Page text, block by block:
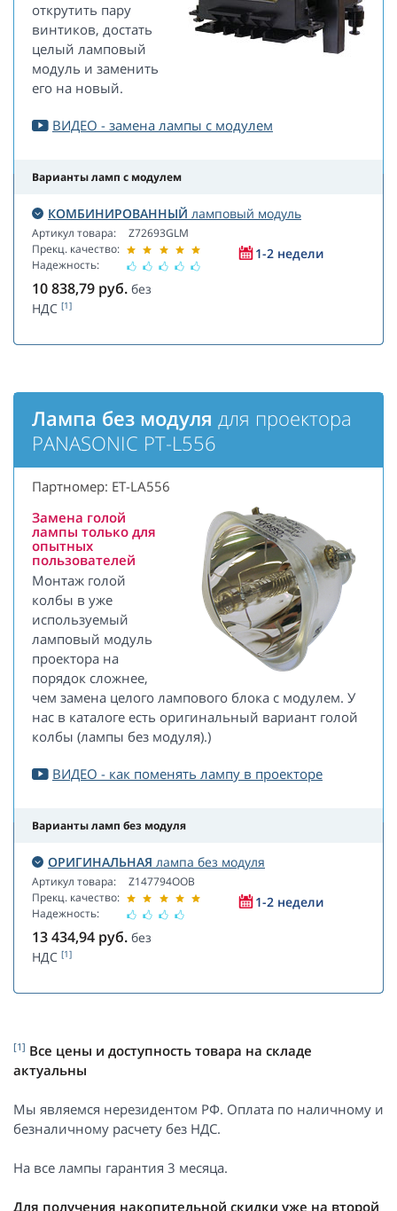
открутить пару
винтиков, достать
целый ламповый
модуль и заменить
его на новый.
ВИДЕО - замена лампы с модулем
Варианты ламп с модулем
КОМБИНИРОВАННЫЙ ламповый модуль
Артикул товара:
Прекц. качество:
Надежность:
Z72693GLM
1-2 недели
10 838,79 руб. без
НДС [1]
Лампа без модуля для проектора
PANASONIC PT-L556
Партномер: ET-LA556
Замена голой
лампы только для
опытных
пользователей
Монтаж голой
колбы в уже
используемый
ламповый модуль
проектора на
порядок сложнее,
чем замена целого лампового блока с модулем. У
нас в каталоге есть оригинальный вариант голой
колбы (лампы без модуля).)
ВИДЕО - как поменять лампу в проекторе
Варианты ламп без модуля
ОРИГИНАЛЬНАЯ лампа без модуля
Артикул товара:
Прекц. качество:
Надежность:
Z147794OOB
1-2 недели
13 434,94 руб. без
НДС [1]
[1] Все цены и доступность товара на складе
актуальны
Мы являемся нерезидентом РФ. Оплата по наличному и
безналичному расчету без НДС.
На все лампы гарантия 3 месяца.
Для получения накопительной скидки уже на второй